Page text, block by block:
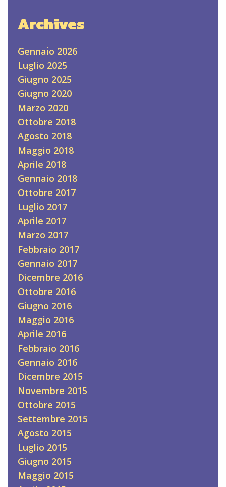
Archives
Gennaio 2026
Luglio 2025
Giugno 2025
Giugno 2020
Marzo 2020
Ottobre 2018
Agosto 2018
Maggio 2018
Aprile 2018
Gennaio 2018
Ottobre 2017
Luglio 2017
Aprile 2017
Marzo 2017
Febbraio 2017
Gennaio 2017
Dicembre 2016
Ottobre 2016
Giugno 2016
Maggio 2016
Aprile 2016
Febbraio 2016
Gennaio 2016
Dicembre 2015
Novembre 2015
Ottobre 2015
Settembre 2015
Agosto 2015
Luglio 2015
Giugno 2015
Maggio 2015